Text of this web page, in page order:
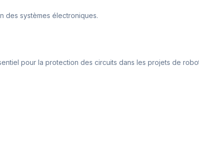
des systèmes électroniques.
pour la protection des circuits dans les projets de